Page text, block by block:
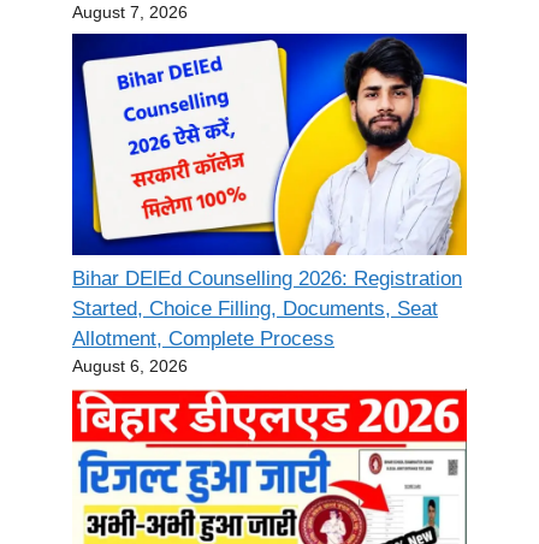
August 7, 2026
Bihar DElEd Counselling 2026: Registration
Started, Choice Filling, Documents, Seat
Allotment, Complete Process
August 6, 2026